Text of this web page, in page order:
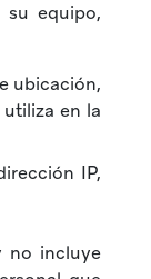
equipo,
ubicación,
en la
IP,
no incluye